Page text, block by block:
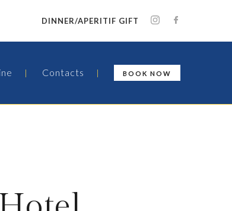
DINNER/APERITIF GIFT
Contacts BOOK NOW